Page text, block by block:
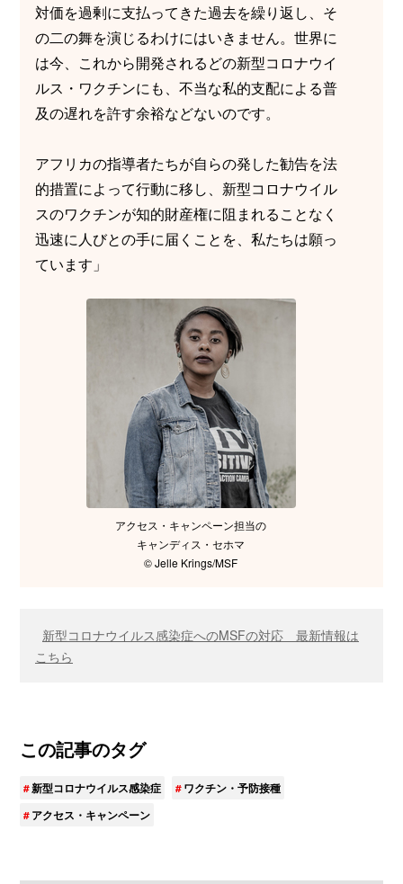
アクセス・キャンペーン担当の
キャンディス・セホマ
© Jelle Krings/MSF
対価を過剰に支払ってきた過去を繰り返し、そ
の二の舞を演じるわけにはいきません。世界に
は今、これから開発されるどの新型コロナウイ
ルス・ワクチンにも、不当な私的支配による普
及の遅れを許す余裕などないのです。
アフリカの指導者たちが自らの発した勧告を法
的措置によって行動に移し、新型コロナウイル
スのワクチンが知的財産権に阻まれることなく
迅速に人びとの手に届くことを、私たちは願っ
ています」
新型コロナウイルス感染症へのMSFの対応 最新情報は
こちら
この記事のタグ
新型コロナウイルス感染症
ワクチン・予防接種
アクセス・キャンペーン